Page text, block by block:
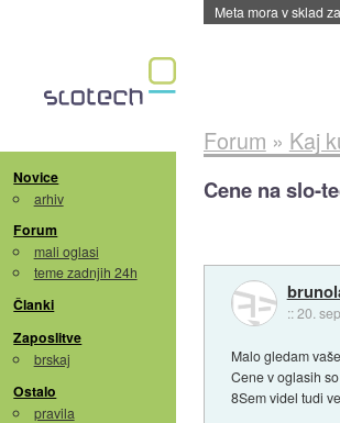
ByteDance trenira
Novice
arhiv
Forum
mali oglasi
teme zadnjih 24h
Članki
Zaposlitve
brskaj
Ostalo
pravila
Forum » Kaj
Cene na slo-
::20.
Malo gledam
Cene v oglasih
8Sem videl tudi